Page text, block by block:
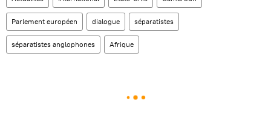
Parlement européen dialogue séparatistes
séparatistes anglophones Afrique